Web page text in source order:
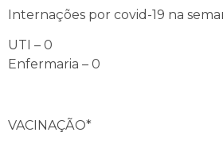
Internações por covid-19 na
UTI – 0
Enfermaria – 0
VACINAÇÃO*